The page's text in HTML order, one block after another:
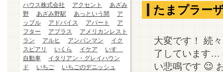
ハウス株式会社
アクセント
あざみ
野
あざみ野駅 あっという間
ア
ップル
アドバイス アパート
ア
フター
アプラス
アメリカンレスト
ラン
アルヒ アンパンマン
イク
スピアリ
いくら イケア
いすゞ
自動車
イタリアン・グレイハウン
ド
いちご
いちごのデニッシュ
たまプラー
大変です！ 続
了しています…
い悲鳴です 😉